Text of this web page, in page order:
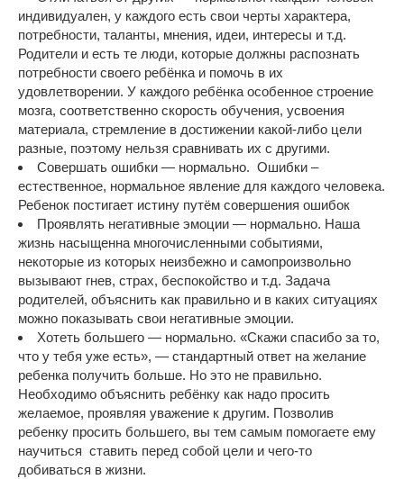
индивидуален, у каждого есть свои черты характера,
потребности, таланты, мнения, идеи, интересы и т.д.
Родители и есть те люди, которые должны распознать
потребности своего ребёнка и помочь в их
удовлетворении. У каждого ребёнка особенное строение
мозга, соответственно скорость обучения, усвоения
материала, стремление в достижении какой-либо цели
разные, поэтому нельзя сравнивать их с другими.
Совершать ошибки — нормально. Ошибки –
естественное, нормальное явление для каждого человека.
Ребенок постигает истину путём совершения ошибок
Проявлять негативные эмоции — нормально. Наша
жизнь насыщенна многочисленными событиями,
некоторые из которых неизбежно и самопроизвольно
вызывают гнев, страх, беспокойство и т.д. Задача
родителей, объяснить как правильно и в каких ситуациях
можно показывать свои негативные эмоции.
Хотеть большего — нормально. «Скажи спасибо за то,
что у тебя уже есть», — стандартный ответ на желание
ребенка получить больше. Но это не правильно.
Необходимо объяснить ребёнку как надо просить
желаемое, проявляя уважение к другим. Позволив
ребенку просить большего, вы тем самым помогаете ему
научиться ставить перед собой цели и чего-то
добиваться в жизни.